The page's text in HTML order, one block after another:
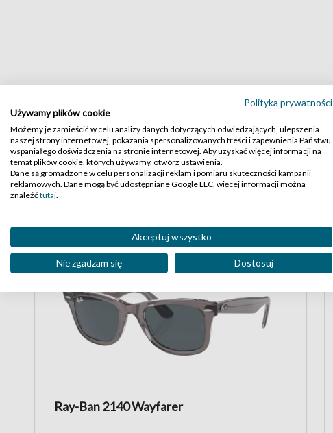
High-contrast mode
Podobne produkty:
Ray-Ban 2140 Wayfarer
Polityka prywatności
Używamy plików cookie
Możemy je zamieścić w celu analizy danych dotyczących odwiedzających, ulepszenia
naszej strony internetowej, pokazania spersonalizowanych treści i zapewnienia Państwu
wspaniałego doświadczenia na stronie internetowej. Aby uzyskać więcej informacji na
temat plików cookie, których używamy, otwórz ustawienia.
Dane są gromadzone w celu personalizacji reklam i pomiaru skuteczności kampanii
reklamowych. Dane mogą być udostępniane Google LLC, więcej informacji można
znaleźćtutaj.
Akceptuj wszystko
Nie zgadzam się Dostosuj